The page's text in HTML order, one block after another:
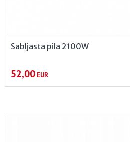
Sabljasta pila 2100W
52,00EUR